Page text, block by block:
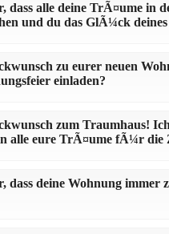
dass alle deine TrÃ¤ume in
und du das GlÃ¼ck deines
zu eurer neuen
einladen?
zum Traumhaus!
alle eure TrÃ¤ume fÃ¼r
dass deine Wohnung immer